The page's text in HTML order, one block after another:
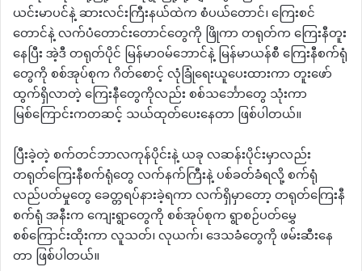
ယင်းမာပင်နဲ့ ဆားလင်းကြီးနယ်ထဲက စံပယ်တောင်၊ ကြေးစင်
တောင်နဲ့ လက်ပံတောင်းတောင်တွေကို ဖြိုကာ တရုတ်က ကြေးနီတူး
နေပြီး အဲ့ဒီ တရုတ်ပိုင် မြန်မာဝမ်ဘောင်နဲ့ မြန်မာယန်စီ ကြေးနီစက်ရုံ
တွေကို စစ်အုပ်စုက ဂိတ်စောင့် လုံခြုံရေးယူပေးထားကာ တူးဖော်
ထွက်ရှိလာတဲ့ ကြေးနီတွေကိုလည်း စစ်သင်္ဘောတွေ သုံးကာ
မြစ်ကြောင်းကတဆင့် သယ်ထုတ်ပေးနေတာ ဖြစ်ပါတယ်။
ပြီးခဲ့တဲ့ စက်တင်ဘာလကုန်ပိုင်းနဲ့ ယခု လဆန်းပိုင်းမှာလည်း
တရုတ်ကြေးနီစက်ရုံတွေ လက်နက်ကြီးနဲ့ ပစ်ခတ်ခံရလို့ စက်ရုံ
လည်ပတ်မှုတွေ ခေတ္တရပ်နားခဲ့ရကာ လက်ရှိမှာတော့ တရုတ်ကြေးနီ
စက်ရုံ အနီးက ကျေးရွာတွေကို စစ်အုပ်စုက ရွာစဉ်ပတ်မွှေ
စစ်ကြောင်းထိုးကာ လူသတ်၊ လုယက်၊ ဒေသခံတွေကို ဖမ်းဆီးနေ
တာ ဖြစ်ပါတယ်။